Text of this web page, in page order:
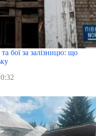
бої за залізницю: що